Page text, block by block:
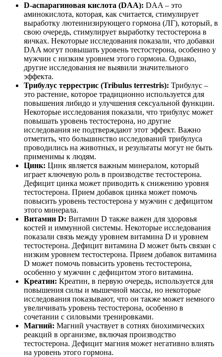
D-аспарагиновая кислота (DAA): DAA – это
аминокислота, которая, как считается, стимулирует
выработку лютеинизирующего гормона (ЛГ), который, в
свою очередь, стимулирует выработку тестостерона в
яичках. Некоторые исследования показали, что добавки
DAA могут повышать уровень тестостерона, особенно у
мужчин с низким уровнем этого гормона. Однако,
другие исследования не выявили значительного
эффекта.
Трибулус террестрис (Tribulus terrestris): Трибулус –
это растение, которое традиционно используется для
повышения либидо и улучшения сексуальной функции.
Некоторые исследования показали, что трибулус может
повышать уровень тестостерона, но другие
исследования не подтверждают этот эффект. Важно
отметить, что большинство исследований трибулуса
проводились на животных, и результаты могут не быть
применимы к людям.
Цинк: Цинк является важным минералом, который
играет ключевую роль в производстве тестостерона.
Дефицит цинка может приводить к снижению уровня
тестостерона. Прием добавок цинка может помочь
повысить уровень тестостерона у мужчин с дефицитом
этого минерала.
Витамин D: Витамин D также важен для здоровья
костей и иммунной системы. Некоторые исследования
показали связь между уровнем витамина D и уровнем
тестостерона. Дефицит витамина D может быть связан с
низким уровнем тестостерона. Прием добавок витамина
D может помочь повысить уровень тестостерона,
особенно у мужчин с дефицитом этого витамина.
Креатин: Креатин, в первую очередь, используется для
повышения силы и мышечной массы, но некоторые
исследования показывают, что он также может немного
увеличивать уровень тестостерона, особенно в
сочетании с силовыми тренировками.
Магний: Магний участвует в сотнях биохимических
реакций в организме, включая производство
тестостерона. Дефицит магния может негативно влиять
на уровень этого гормона.